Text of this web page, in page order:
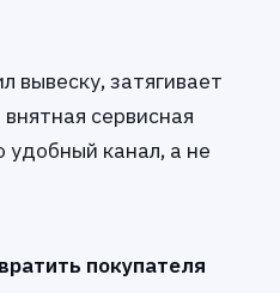
вывеску, затягивает
сервисная
канал, а не
покупателя